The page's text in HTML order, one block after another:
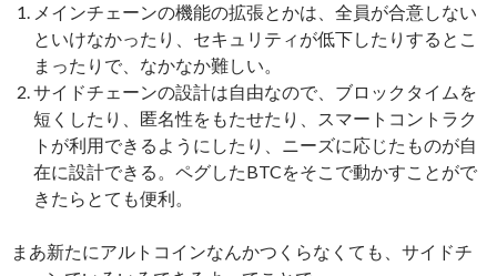
メインチェーンの機能の拡張とかは、全員が合意しない
といけなかったり、セキュリティが低下したりするとこ
まったりで、なかなか難しい。
サイドチェーンの設計は自由なので、ブロックタイムを
短くしたり、匿名性をもたせたり、スマートコントラク
トが利用できるようにしたり、ニーズに応じたものが自
在に設計できる。ペグしたBTCをそこで動かすことがで
きたらとても便利。
まあ新たにアルトコインなんかつくらなくても、サイドチ